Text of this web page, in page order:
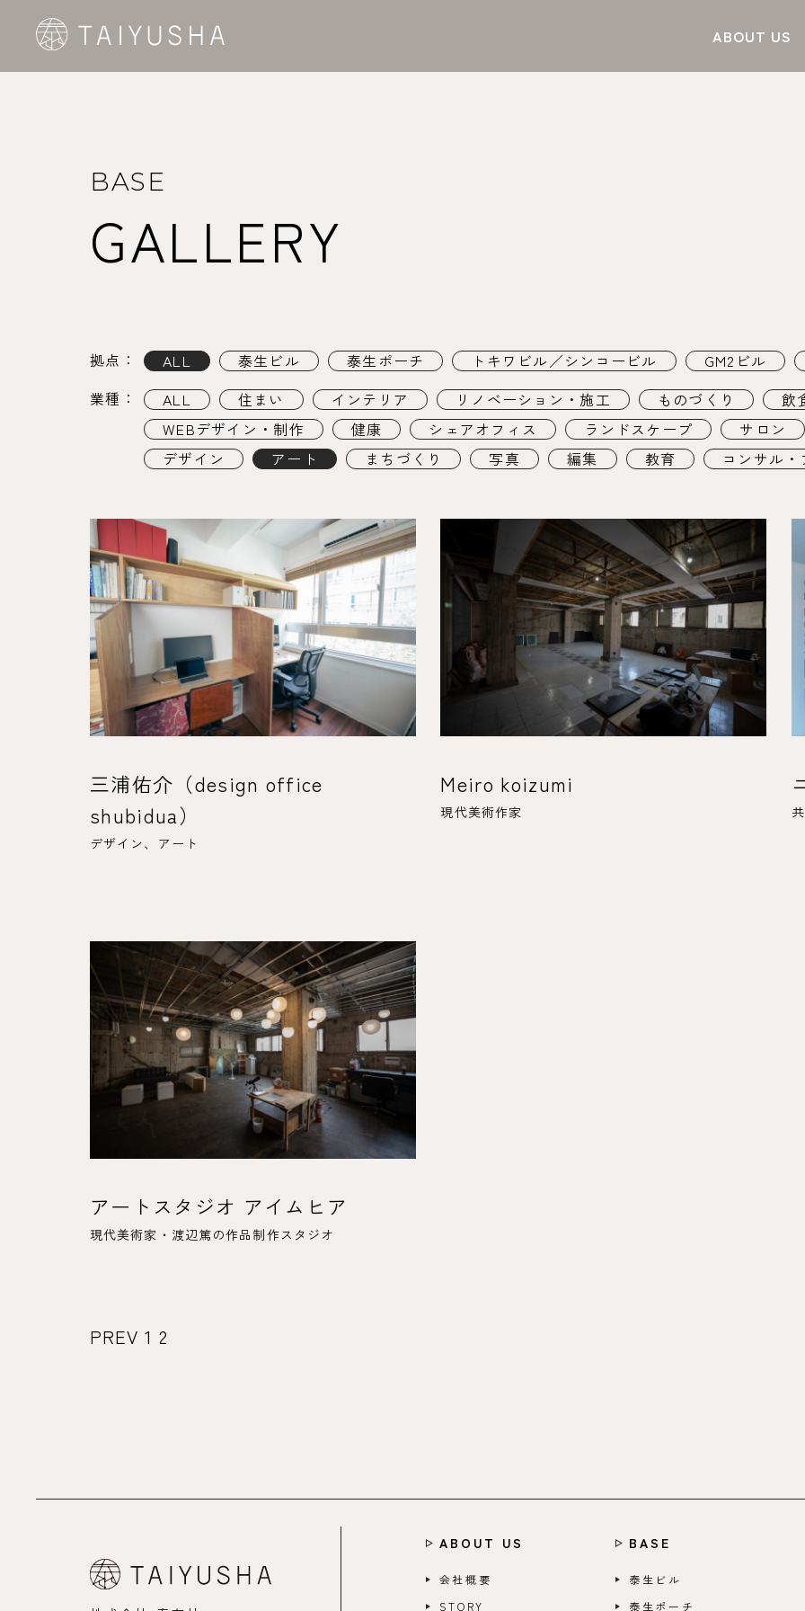
ABOUT US
BASE
GALLERY
拠点： ALL 泰生ビル 泰生ポーチ トキワビル／シンコービル GM2ビル
業種：
ALL 住まい インテリア リノベーション・施工 ものづくり 飲
WEBデザイン・制作
健康 シェアオフィス ランドスケープ サロン
デザイン
アート まちづくり 写真 編集 教育 コンサル・
三浦佑介（design office
shubidua）
デザイン、アート
Meiro koizumi
現代美術作家
アートスタジオ アイムヒア
現代美術家・渡辺篤の作品制作スタジオ
PREV 1 2
ABOUT US
会社概要
STORY
BASE
泰生ビル
泰生ポーチ